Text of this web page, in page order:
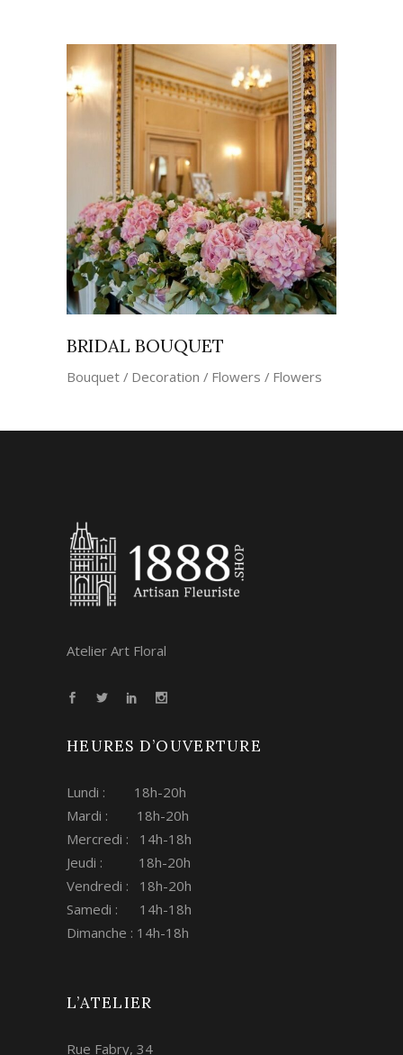
BRIDAL BOUQUET
Bouquet Decoration Flowers Flowers
Atelier Art Floral
HEURES D’OUVERTURE
Lundi : 18h-20h
Mardi : 18h-20h
Mercredi : 14h-18h
Jeudi : 18h-20h
Vendredi : 18h-20h
Samedi : 14h-18h
Dimanche : 14h-18h
L’ATELIER
Rue Fabry, 34